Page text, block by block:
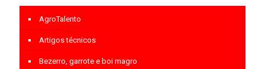
AgroTalento
Artigos técnicos
Bezerro, garrote e boi magro